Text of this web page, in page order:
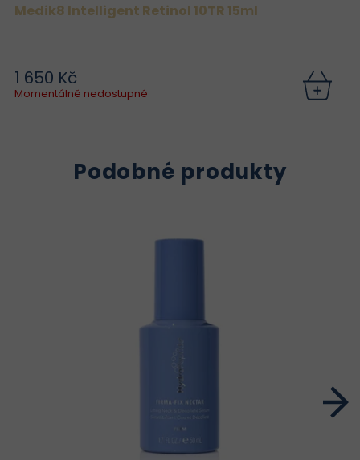
Medik8 Intelligent Retinol 10TR 15ml
1 650 Kč
Momentálně nedostupné
Podobné produkty